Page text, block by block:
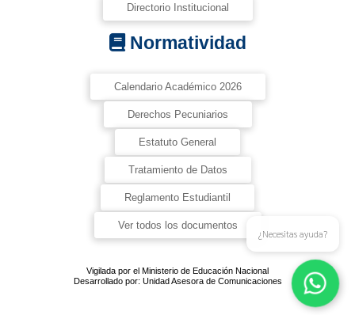
Directorio Institucional
Normatividad
Calendario Académico 2026
Derechos Pecuniarios
Estatuto General
Tratamiento de Datos
Reglamento Estudiantil
Ver todos los documentos
Vigilada por el Ministerio de Educación Nacional
Desarrollado por: Unidad Asesora de Comunicaciones
¿Necesitas ayuda?